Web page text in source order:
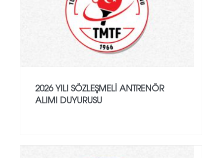
2026 YILI SÖZLEŞMELI ANTRENÖR
ALIMI DUYURUSU